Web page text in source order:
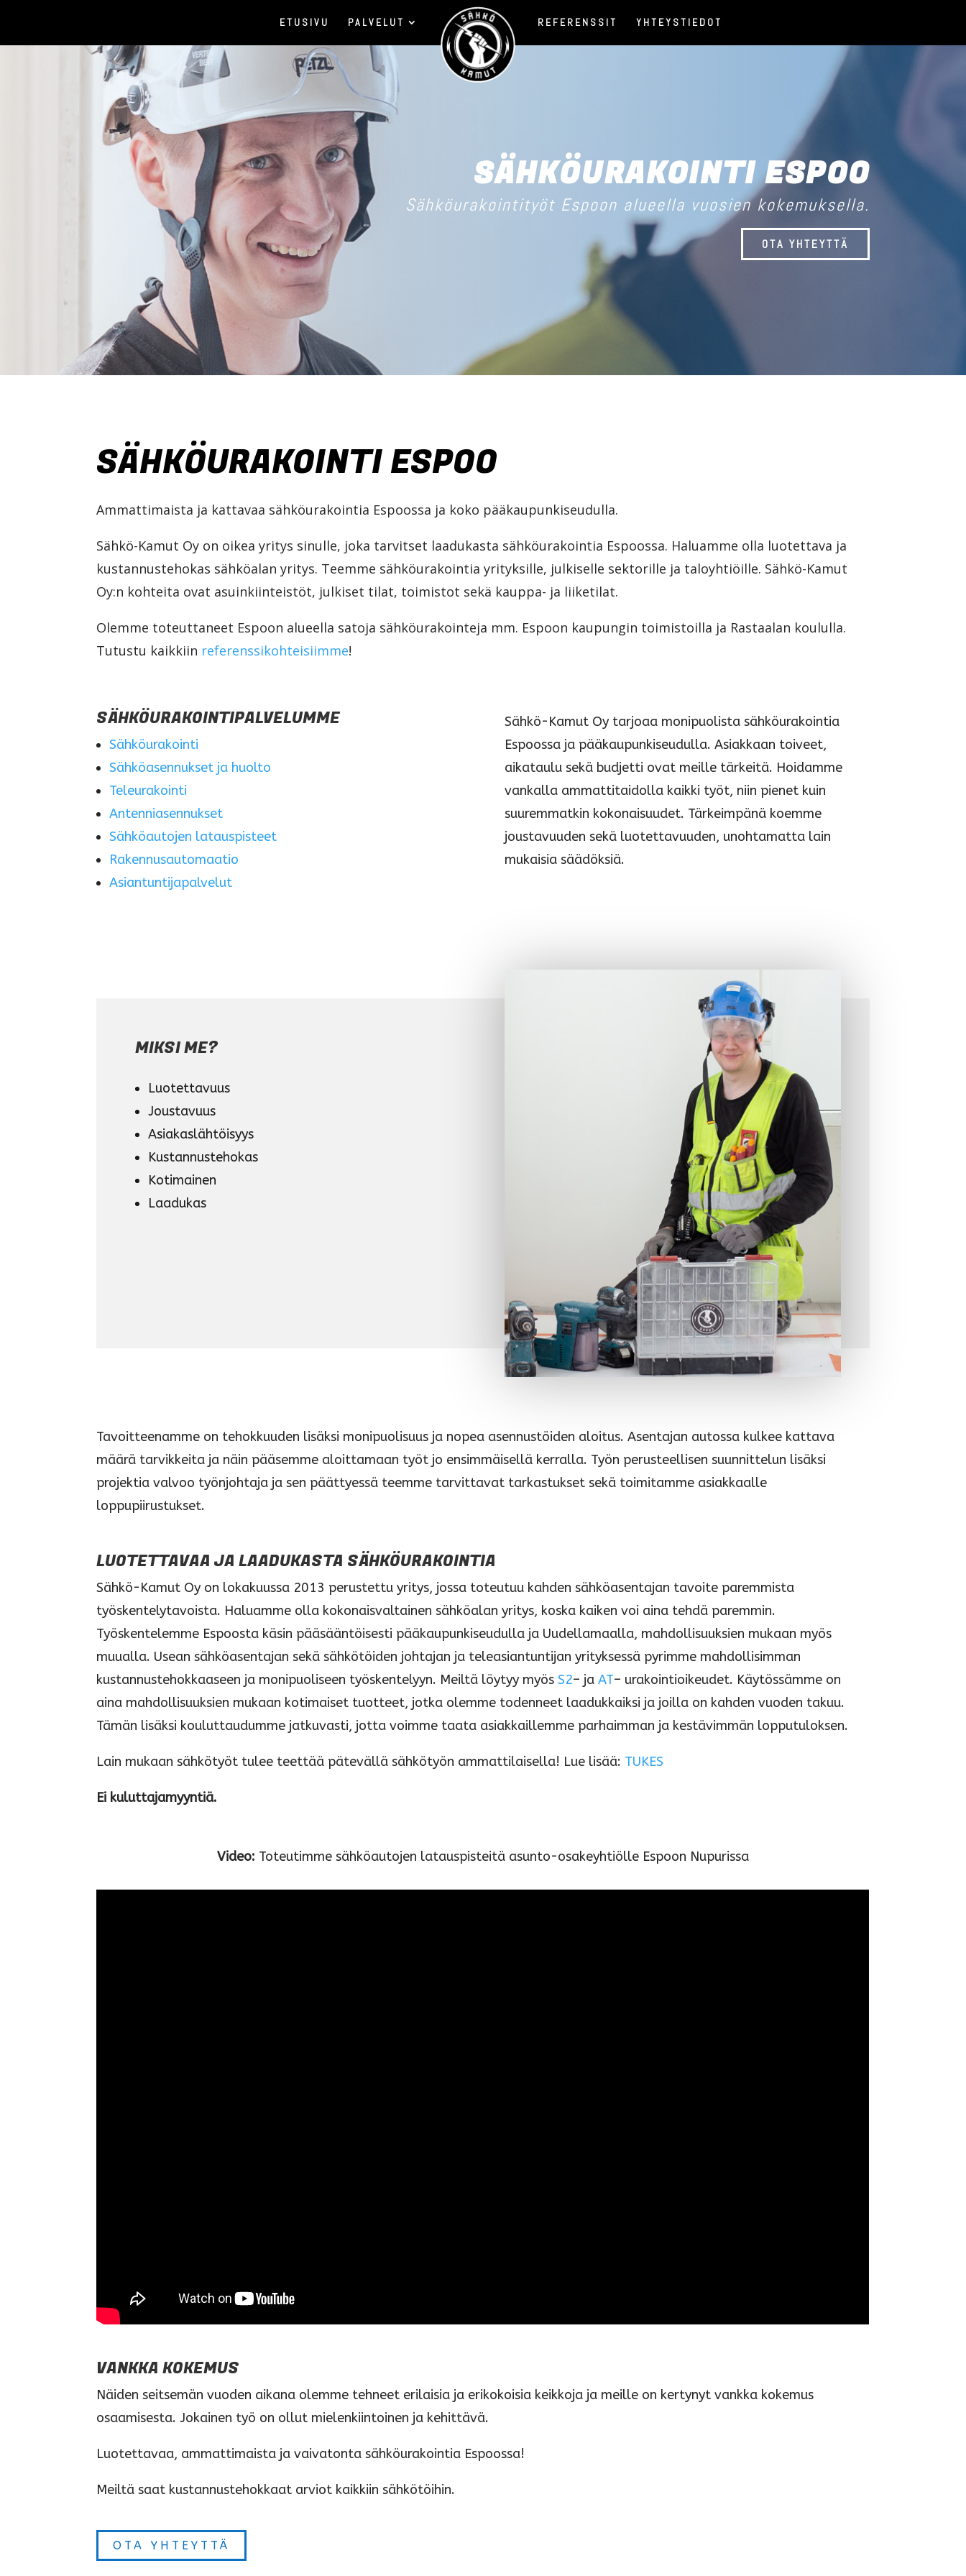
ETUSIVU PALVELUT REFERENSSIT YHTEYSTIEDOT
SÄHKÖURAKOINTI ESPOO
Sähköurakointityöt Espoon alueella vuosien kokemuksella.
OTA YHTEYTTÄ
SÄHKÖURAKOINTI ESPOO
Ammattimaista ja kattavaa sähköurakointia Espoossa ja koko pääkaupunkiseudulla.
Sähkö-Kamut Oy on oikea yritys sinulle, joka tarvitset laadukasta sähköurakointia Espoossa. Haluamme olla luotettava ja
kustannustehokas sähköalan yritys. Teemme sähköurakointia yrityksille, julkiselle sektorille ja taloyhtiöille. Sähkö-Kamut
Oy:n kohteita ovat asuinkiinteistöt, julkiset tilat, toimistot sekä kauppa- ja liiketilat.
Olemme toteuttaneet Espoon alueella satoja sähköurakointeja mm. Espoon kaupungin toimistoilla ja Rastaalan koululla.
Tutustu kaikkiin referenssikohteisiimme!
SÄHKÖURAKOINTIPALVELUMME
Sähköurakointi
Sähköasennukset ja huolto
Teleurakointi
Antenniasennukset
Sähköautojen latauspisteet
Rakennusautomaatio
Asiantuntijapalvelut
Sähkö-Kamut Oy tarjoaa monipuolista sähköurakointia
Espoossa ja pääkaupunkiseudulla. Asiakkaan toiveet,
aikataulu sekä budjetti ovat meille tärkeitä. Hoidamme
vankalla ammattitaidolla kaikki työt, niin pienet kuin
suuremmatkin kokonaisuudet. Tärkeimpänä koemme
joustavuuden sekä luotettavuuden, unohtamatta lain
mukaisia säädöksiä.
MIKSI ME?
Luotettavuus
Joustavuus
Asiakaslähtöisyys
Kustannustehokas
Kotimainen
Laadukas
Tavoitteenamme on tehokkuuden lisäksi monipuolisuus ja nopea asennustöiden aloitus. Asentajan autossa kulkee kattava
määrä tarvikkeita ja näin pääsemme aloittamaan työt jo ensimmäisellä kerralla. Työn perusteellisen suunnittelun lisäksi
projektia valvoo työnjohtaja ja sen päättyessä teemme tarvittavat tarkastukset sekä toimitamme asiakkaalle
loppupiirustukset.
LUOTETTAVAA JA LAADUKASTA SÄHKÖURAKOINTIA
Sähkö-Kamut Oy on lokakuussa 2013 perustettu yritys, jossa toteutuu kahden sähköasentajan tavoite paremmista
työskentelytavoista. Haluamme olla kokonaisvaltainen sähköalan yritys, koska kaiken voi aina tehdä paremmin.
Työskentelemme Espoosta käsin pääsääntöisesti pääkaupunkiseudulla ja Uudellamaalla, mahdollisuuksien mukaan myös
muualla. Usean sähköasentajan sekä sähkötöiden johtajan ja teleasiantuntijan yrityksessä pyrimme mahdollisimman
kustannustehokkaaseen ja monipuoliseen työskentelyyn. Meiltä löytyy myösS2– jaAT– urakointioikeudet. Käytössämme on
aina mahdollisuuksien mukaan kotimaiset tuotteet, jotka olemme todenneet laadukkaiksi ja joilla on kahden vuoden takuu.
Tämän lisäksi kouluttaudumme jatkuvasti, jotta voimme taata asiakkaillemme parhaimman ja kestävimmän lopputuloksen.
Lain mukaan sähkötyöt tulee teettää pätevällä sähkötyön ammattilaisella! Lue lisää: TUKES
Ei kuluttajamyyntiä.
Video: Toteutimme sähköautojen latauspisteitä asunto-osakeyhtiölle Espoon Nupurissa
VANKKA KOKEMUS
Näiden seitsemän vuoden aikana olemme tehneet erilaisia ja erikokoisia keikkoja ja meille on kertynyt vankka kokemus
osaamisesta. Jokainen työ on ollut mielenkiintoinen ja kehittävä.
Luotettavaa, ammattimaista ja vaivatonta sähköurakointia Espoossa!
Meiltä saat kustannustehokkaat arviot kaikkiin sähkötöihin.
OTA YHTEYTTÄ